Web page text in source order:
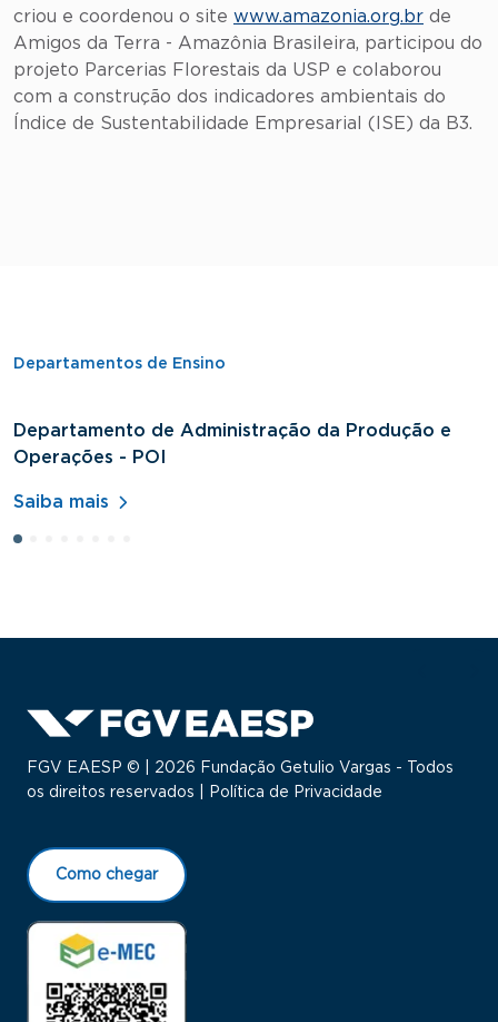
criou e coordenou o site www.amazonia.org.br de
Amigos da Terra - Amazônia Brasileira, participou do
projeto Parcerias Florestais da USP e colaborou
com a construção dos indicadores ambientais do
Índice de Sustentabilidade Empresarial (ISE) da B3.
Departamentos de Ensino
Departamento de Administração da Produção e
Operações - POI
Saiba mais
FGV EAESP © | 2026 Fundação Getulio Vargas - Todos
os direitos reservados |
Política de Privacidade
Como chegar